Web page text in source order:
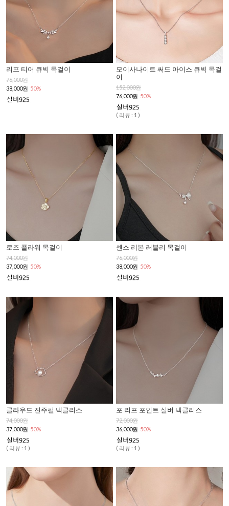
리프 티어 큐빅 목걸이
76,000원
38,000원 50%
모이사나이트 써드 아이스 큐빅 목걸
이
152,000원
76,000원 50%
( 리뷰 : 1 )
로즈 플라워 목걸이
74,000원
37,000원 50%
센스 리본 러블리 목걸이
76,000원
38,000원 50%
클라우드 진주펄 넥클리스
74,000원
37,000원 50%
( 리뷰 : 1 )
포 리프 포인트 실버 넥클리스
72,000원
36,000원 50%
( 리뷰 : 1 )